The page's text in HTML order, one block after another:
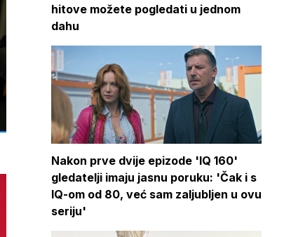
hitove možete pogledati u jednom
dahu
Nakon prve dvije epizode 'IQ 160'
gledatelji imaju jasnu poruku: 'Čak i s
IQ-om od 80, već sam zaljubljen u ovu
seriju'